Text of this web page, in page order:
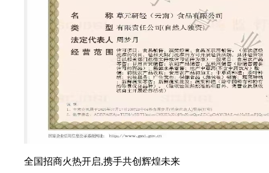
全国招商火热开启,携手共创辉煌未来